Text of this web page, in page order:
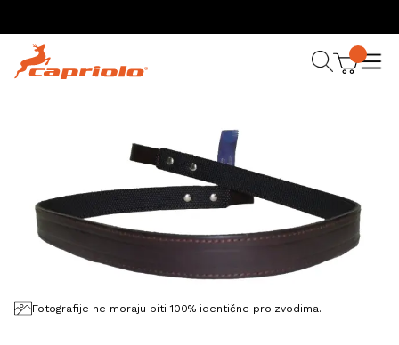
Fotografije ne moraju biti 100% identične proizvodima.